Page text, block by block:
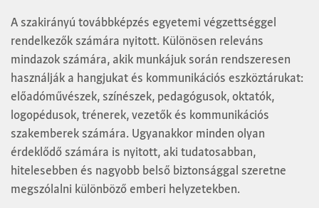
A szakirányú továbbképzés egyetemi végzettséggel
rendelkezők számára nyitott. Különösen releváns
mindazok számára, akik munkájuk során rendszeresen
használják a hangjukat és kommunikációs eszköztárukat:
előadóművészek, színészek, pedagógusok, oktatók,
logopédusok, trénerek, vezetők és kommunikációs
szakemberek számára. Ugyanakkor minden olyan
érdeklődő számára is nyitott, aki tudatosabban,
hitelesebben és nagyobb belső biztonsággal szeretne
megszólalni különböző emberi helyzetekben.